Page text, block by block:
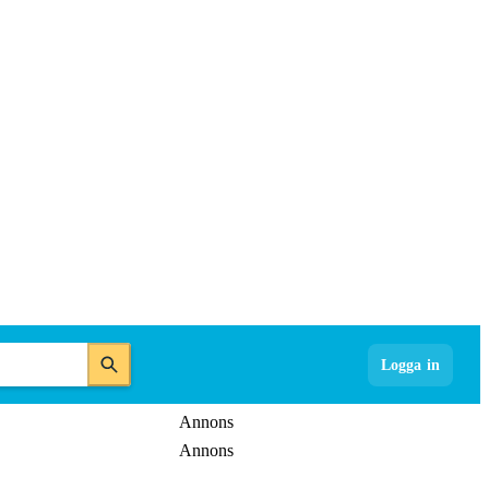
Logga in
Annons
Annons